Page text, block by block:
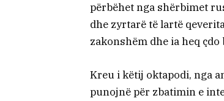
përbëhet nga shërbimet
dhe zyrtarë të lartë
zakonshëm dhe ia heq
Kreu i këtij oktapodi, nga
punojnë për zbatimin e